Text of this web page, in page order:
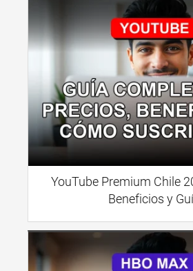
YouTube Premium Chile
Beneficios y